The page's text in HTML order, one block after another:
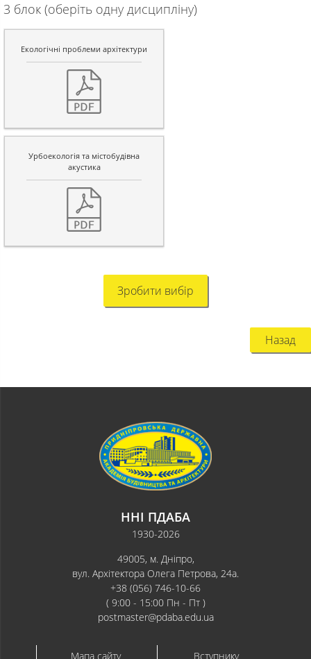
3 блок (оберіть одну дисципліну)
Екологічні проблеми архітектури
Урбоекологія та містобудівна
акустика
Зробити вибір
Назад
ННІ ПДАБА
1930-2026
49005, м. Дніпро,
вул. Архітектора Олега Петрова, 24а.
+38 (056) 746-10-66
( 9:00 - 15:00 Пн - Пт )
postmaster@pdaba.edu.ua
Мапа сайту Вступнику